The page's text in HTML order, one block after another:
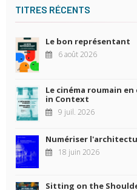
TITRES RÉCENTS
Le bon représentant
6 août 2026
Le cinéma roumain
in Context
9 juil. 2026
Numériser
18 juin 2026
Sitting on the